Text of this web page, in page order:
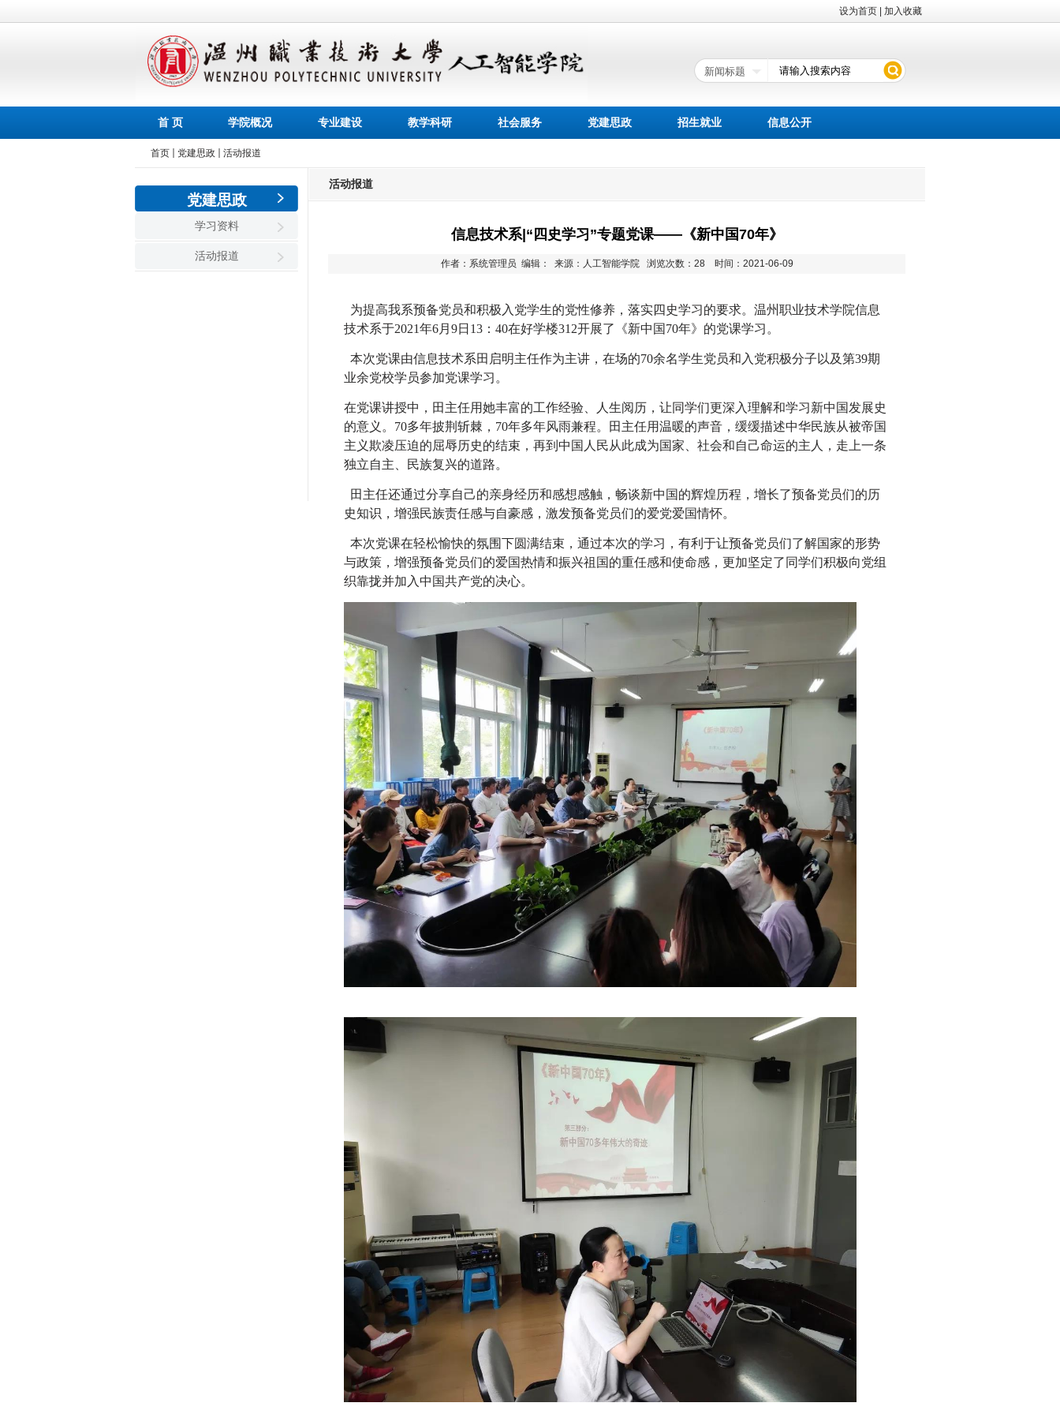
设为首页 加入收藏
首 页 学院概况 专业建设 教学科研 社会服务 党建思政 招生就业 信息公开
首页 党建思政 活动报道
党建思政
学习资料
活动报道
活动报道
信息技术系|“四史学习”专题党课——《新中国70年》
作者：系统管理员 编辑： 来源：人工智能学院 浏览次数： 28 时间：2021-06-09
为提高我系预备党员和积极入党学生的党性修养，落实四史学习的要求。温州职业技术学院信息
技术系于2021年6月9日13：40在好学楼312开展了《新中国70年》的党课学习。
本次党课由信息技术系田启明主任作为主讲，在场的70余名学生党员和入党积极分子以及第39期
业余党校学员参加党课学习。
在党课讲授中，田主任用她丰富的工作经验、人生阅历，让同学们更深入理解和学习新中国发展史
的意义。 70多年披荆斩棘，70年多年风雨兼程。田主任用温暖的声音，缓缓描述中华民族从被帝国
主义欺凌压迫的屈辱历史的结束，再到中国人民从此成为国家、社会和自己命运的主人，走上一条
独立自主、民族复兴的道路。
田主任还通过分享自己的亲身经历和感想感触，畅谈新中国的辉煌历程，增长了预备党员们的历
史知识，增强民族责任感与自豪感，激发预备党员们的爱党爱国情怀。
本次党课在轻松愉快的氛围下圆满结束，通过本次的学习，有利于让预备党员们了解国家的形势
与政策，增强预备党员们的爱国热情和振兴祖国的重任感和使命感，更加坚定了同学们积极向党组
织靠拢并加入中国共产党的决心。